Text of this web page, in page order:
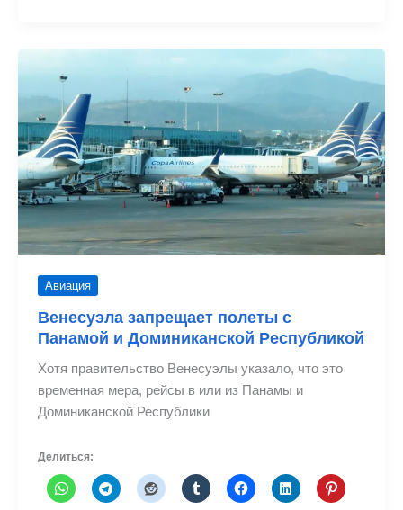
Авиация
Венесуэла запрещает полеты с
Панамой и Доминиканской Республикой
Хотя правительство Венесуэлы указало, что это
временная мера, рейсы в или из Панамы и
Доминиканской Республики
Делиться: